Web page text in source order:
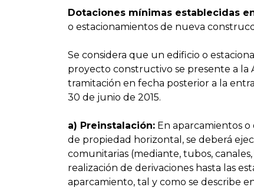
Dotaciones mínimas establecidas
o estacionamientos de nueva
Se considera que un edificio o
proyecto constructivo se presente a
tramitación en fecha posterior a la
30 de junio de 2015.
a) Preinstalación:En aparcamientos o
de propiedad horizontal, se deberá
comunitarias (mediante, tubos,
realización de derivaciones hasta las
aparcamiento, tal y como se describe